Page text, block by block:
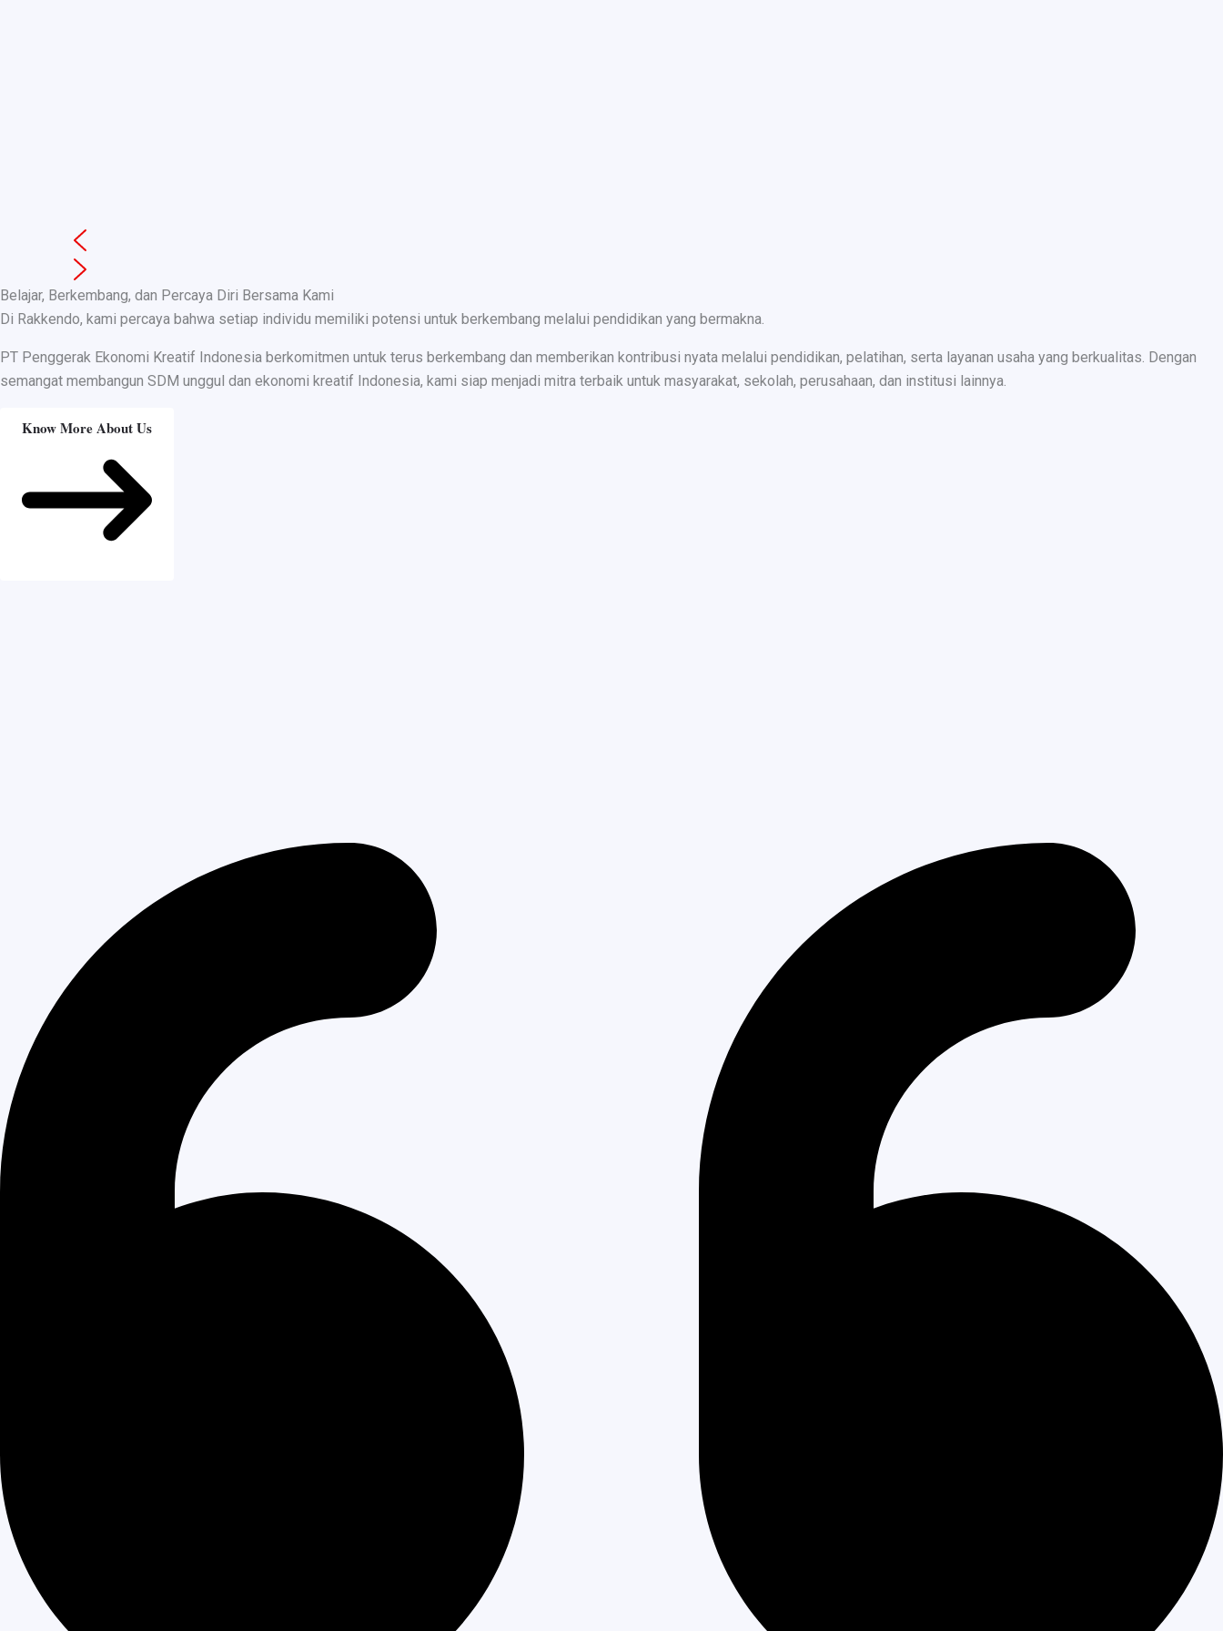
Belajar, Berkembang, dan Percaya Diri Bersama Kami
Di Rakkendo, kami percaya bahwa setiap individu memiliki potensi untuk berkembang melalui pendidikan yang bermakna.
PT Penggerak Ekonomi Kreatif Indonesia berkomitmen untuk terus berkembang dan memberikan kontribusi nyata melalui pendidikan, pelatihan, serta layanan usaha yang berkualitas. Dengan
semangat membangun SDM unggul dan ekonomi kreatif Indonesia, kami siap menjadi mitra terbaik untuk masyarakat, sekolah, perusahaan, dan institusi lainnya.
Know More About Us